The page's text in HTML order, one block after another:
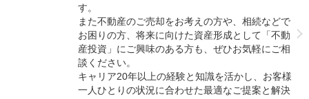
す。
また不動産のご売却をお考えの方や、相続などで
お困りの方、将来に向けた資産形成として「不動
産投資」にご興味のある方も、ぜひお気軽にご相
談ください。
キャリア20年以上の経験と知識を活かし、お客様
一人ひとりの状況に合わせた最適なご提案と解決